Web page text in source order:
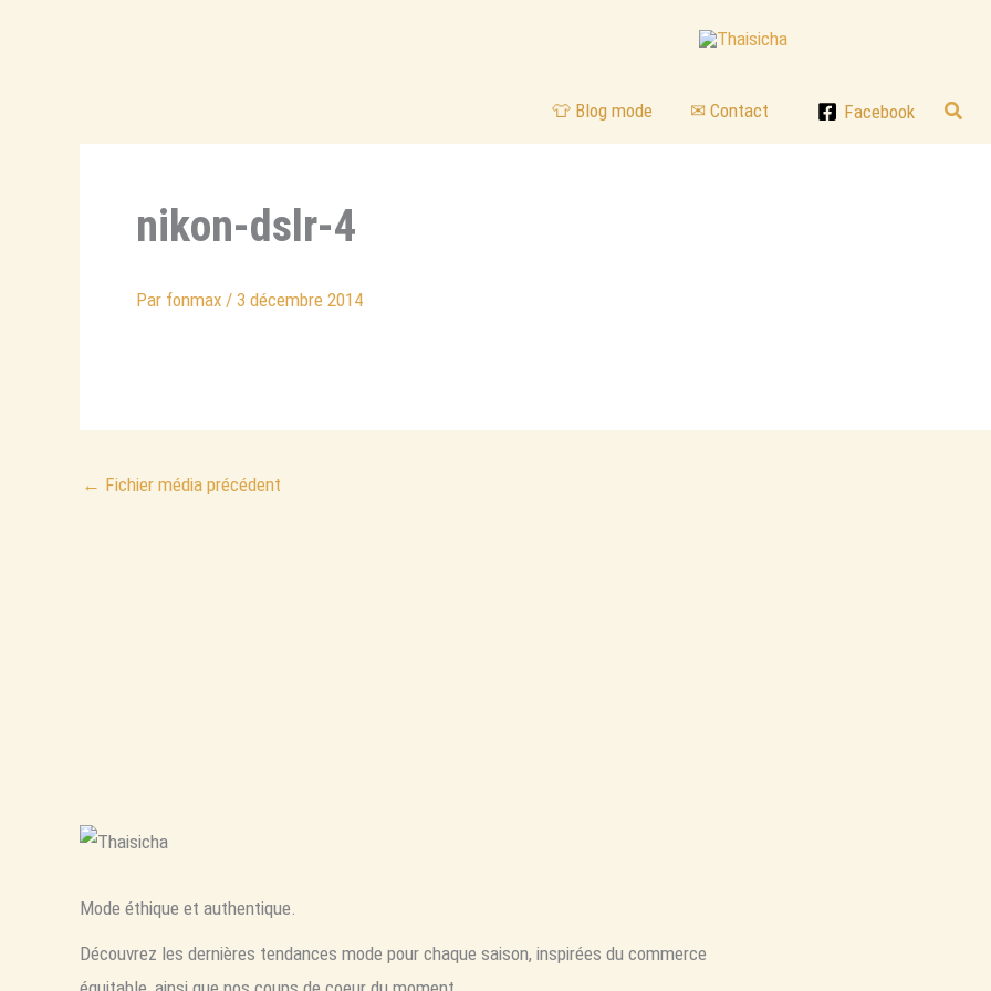
👕 Blog mode
✉ Contact Facebook
nikon-dslr-4
Par fonmax / 3 décembre 2014
← Fichier média précédent
Mode éthique et authentique.
Découvrez les dernières tendances mode pour chaque saison, inspirées du commerce